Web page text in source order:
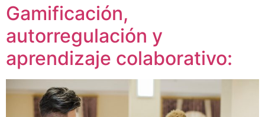
Gamificación,
autorregulación y
aprendizaje colaborativo: